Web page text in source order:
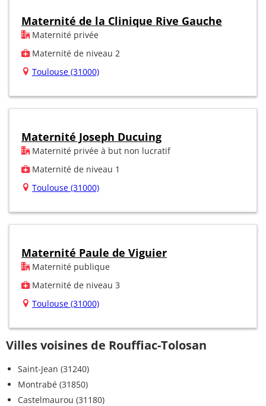
Maternité de la Clinique Rive Gauche
Maternité privée
Maternité de niveau 2
Toulouse (31000)
Maternité Joseph Ducuing
Maternité privée à but non lucratif
Maternité de niveau 1
Toulouse (31000)
Maternité Paule de Viguier
Maternité publique
Maternité de niveau 3
Toulouse (31000)
Villes voisines de Rouffiac-Tolosan
Saint-Jean (31240)
Montrabé (31850)
Castelmaurou (31180)